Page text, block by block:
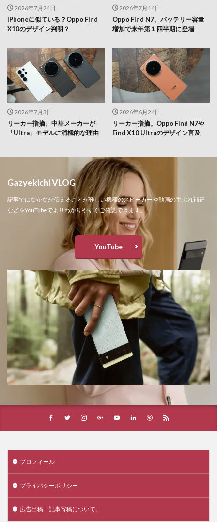
2026年7月24日
iPhoneに似ている？Oppo Find
X10のデザイン判明？
2026年7月14日
Oppo Find N7。バッテリー容量
増加で来年第１四半期に登場
2026年7月3日
リーカー指摘。中華メーカーが
「Ultra」モデルに消極的な理由
2026年6月24日
リーカー指摘。Oppo Find N7や
Find X10 Ultraのデザイン言及
Gazyekichi VLOG
記事ではなかなか伝えることが難しい機種のスピーカーや動画の手ぶれ補正
などをYouTubeでよりわかりやすくご確認できます。
YouTube
プロフィール
プライバシーポリシー
広告出稿・記事寄稿について。